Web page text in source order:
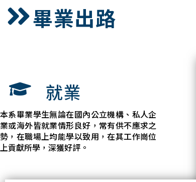
畢業出路
就業
本系畢業學生無論在國內公立機構、私人企
業或海外皆就業情形良好，常有供不應求之
勢，在職場上均能學以致用，在其工作崗位
上貢獻所學，深獲好評。